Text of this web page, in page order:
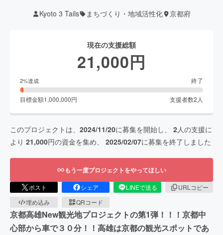
Kyoto 3 Tails まちづくり・地域活性化 京都府
現在の支援総額
21,000円
2%達成 終了
目標金額1,000,000円 支援者数2 人
このプロジェクトは、 2024/11/20に募集を開始し、 2人の支援に
より 21,000円の資金を集め、 2025/02/07に募集を終了しました
もう一度プロジェクトをやってほしい
ポスト シェア LINEで送る
URLコピー
埋め込み
QRコード
京都高雄New観光地プロジェクト︎の第1弾！！！京都中
心部から車で３０分！！高雄は京都の観光スポットであ